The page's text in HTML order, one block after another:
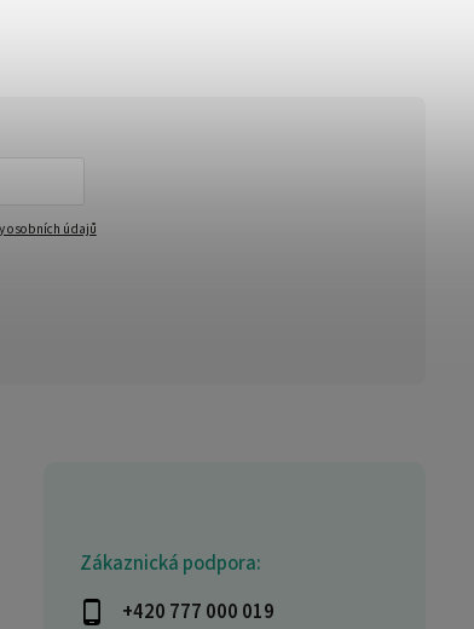
Zákaznická podpora:
+420 777 000 019
osobních údajů